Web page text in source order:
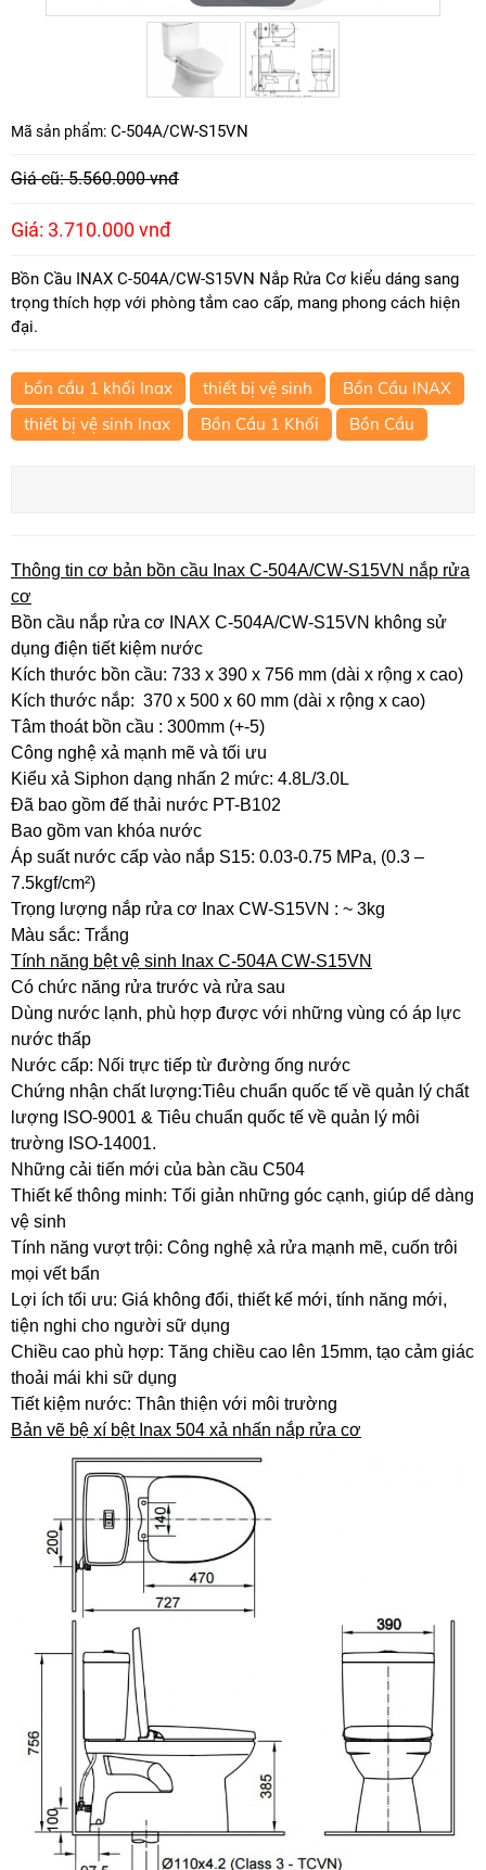
Mã sản phẩm: C-504A/CW-S15VN
Giá cũ: 5.560.000 vnđ
Giá: 3.710.000 vnđ
Bồn Cầu INAX C-504A/CW-S15VN Nắp Rửa Cơ kiểu dáng sang
trọng thích hợp với phòng tắm cao cấp, mang phong cách hiện
đại.
bồn cầu 1 khối Inax thiết bị vệ sinh
Bồn Cầu INAX
thiết bị vệ sinh Inax
Bồn Cầu 1 Khối Bồn Cầu
Thông tin cơ bản bồn cầu Inax C-504A/CW-S15VN nắp rửa
cơ
Bồn cầu nắp rửa cơ INAX C-504A/CW-S15VN không sử
dụng điện tiết kiệm nước
Kích thước bồn cầu: 733 x 390 x 756 mm (dài x rộng x cao)
Kích thước nắp: 370 x 500 x 60 mm (dài x rộng x cao)
Tâm thoát bồn cầu : 300mm (+-5)
Công nghệ xả mạnh mẽ và tối ưu
Kiểu xả Siphon dạng nhấn 2 mức: 4.8L/3.0L
Đã bao gồm đế thải nước PT-B102
Bao gồm van khóa nước
Áp suất nước cấp vào nắp S15: 0.03-0.75 MPa, (0.3 –
7.5kgf/cm²)
Trọng lượng nắp rửa cơ Inax CW-S15VN : ~ 3kg
Màu sắc: Trắng
Tính năng bệt vệ sinh Inax C-504A CW-S15VN
Có chức năng rửa trước và rửa sau
Dùng nước lạnh, phù hợp được với những vùng có áp lực
nước thấp
Nước cấp: Nối trực tiếp từ đường ống nước
Chứng nhận chất lượng:Tiêu chuẩn quốc tế về quản lý chất
lượng ISO-9001 & Tiêu chuẩn quốc tế về quản lý môi
trường ISO-14001.
Những cải tiến mới của bàn cầu C504
Thiết kế thông minh: Tối giản những góc cạnh, giúp dể dàng
vệ sinh
Tính năng vượt trội: Công nghệ xả rửa mạnh mẽ, cuốn trôi
mọi vết bẩn
Lợi ích tối ưu: Giá không đổi, thiết kế mới, tính năng mới,
tiện nghi cho người sữ dụng
Chiều cao phù hợp: Tăng chiều cao lên 15mm, tạo cảm giác
thoải mái khi sữ dụng
Tiết kiệm nước: Thân thiện với môi trường
Bản vẽ bệ xí bệt Inax 504 xả nhấn nắp rửa cơ